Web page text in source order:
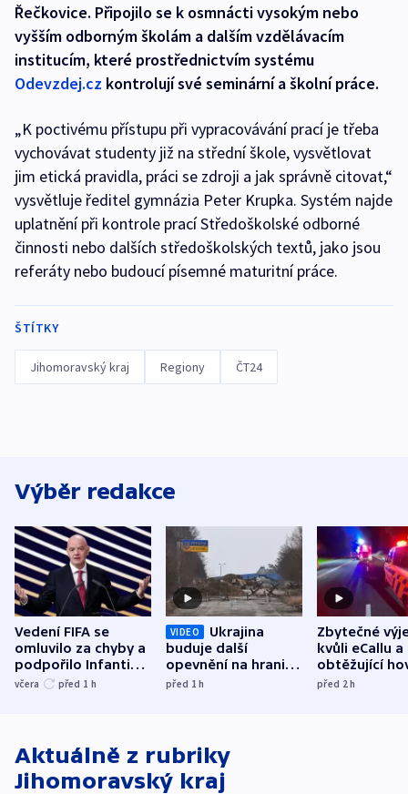
Řečkovice. Připojilo se k osmnácti vysokým nebo
vyšším odborným školám a dalším vzdělávacím
institucím, které prostřednictvím systému
Odevzdej.cz kontrolují své seminární a školní práce.
„K poctivému přístupu při vypracovávání prací je třeba
vychovávat studenty již na střední škole, vysvětlovat
jim etická pravidla, práci se zdroji a jak správně citovat,“
vysvětluje ředitel gymnázia Peter Krupka. Systém najde
uplatnění při kontrole prací Středoškolské odborné
činnosti nebo dalších středoškolských textů, jako jsou
referáty nebo budoucí písemné maturitní práce.
ŠTÍTKY
Jihomoravský kraj Regiony ČT24
Výběr redakce
Vedení FIFA se
omluvilo za chyby a
podpořilo Infantina.
UEFA trvá na
včera před 1 h
VIDEO
Ukrajina
buduje další
opevnění na hranici
s Běloruskem
před 1h
Zbytečné
kvůli eCallu a
obtěžující
zdržují
před 2h
Aktuálně z rubriky
Jihomoravský kraj